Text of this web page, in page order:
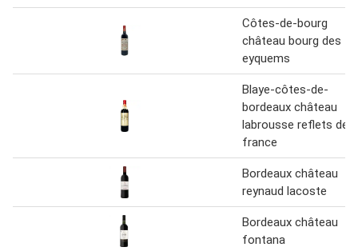
Côtes-de-bourg
château bourg des
eyquems
Blaye-côtes-de-
bordeaux château
labrousse reflets de
france
Bordeaux château
reynaud lacoste
Bordeaux château
fontana